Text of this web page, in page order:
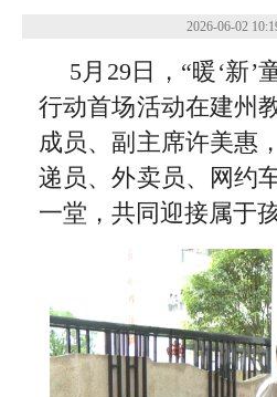
2026-06-02
5月29日，“暖‘新
行动首场活动在建州
成员、副主席许美惠
递员、外卖员、网约
一堂，共同迎接属于